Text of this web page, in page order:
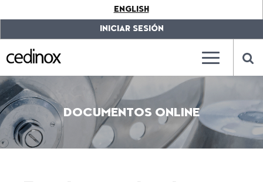
label.access.jump.content???
???
label.access.jump.header???
label.access.jump.footer???
???
label.access.jump.menu???
ENGLISH
INICIAR SESIÓN
???
???
DOCUMENTOS ONLINE